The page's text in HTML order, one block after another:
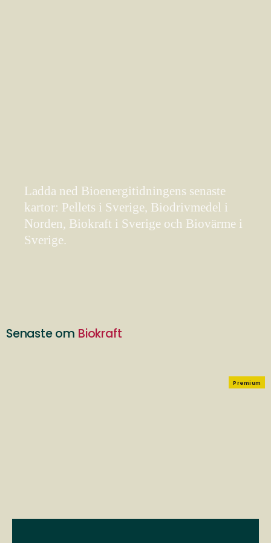
Ladda ned Bioenergitidningens senaste
kartor: Pellets i Sverige, Biodrivmedel i
Norden, Biokraft i Sverige och Biovärme i
Sverige.
Senaste om Biokraft
Premium